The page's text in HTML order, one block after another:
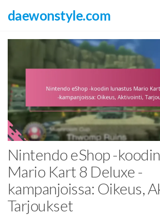
daewonstyle.com
Nintendo eShop -
Mario Kart 8 Deluxe -
kampanjoissa: Oikeus,
Tarjoukset